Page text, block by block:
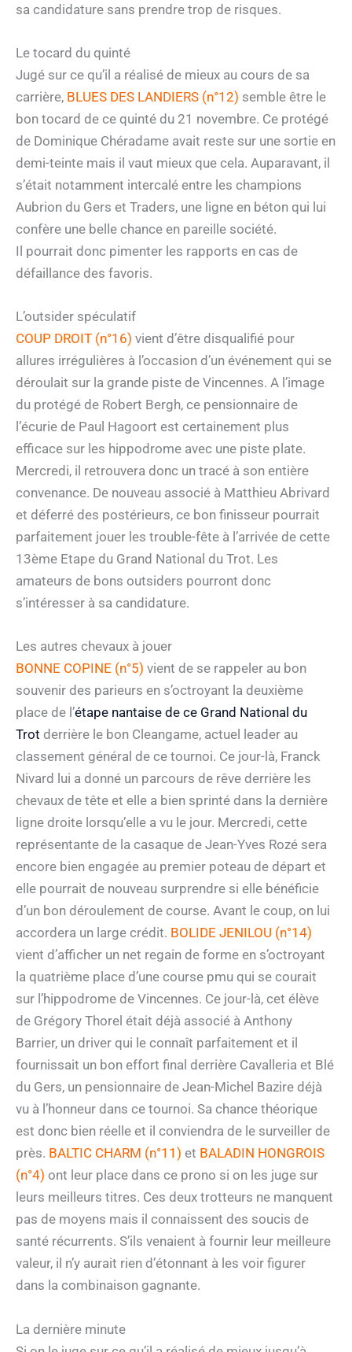
sa candidature sans prendre trop de risques.
Le tocard du quinté
Jugé sur ce qu’il a réalisé de mieux au cours de sa
carrière, BLUES DES LANDIERS (n°12) semble être le
bon tocard de ce quinté du 21 novembre. Ce protégé
de Dominique Chéradame avait reste sur une sortie en
demi-teinte mais il vaut mieux que cela. Auparavant, il
s’était notamment intercalé entre les champions
Aubrion du Gers et Traders, une ligne en béton qui lui
confère une belle chance en pareille société.
Il pourrait donc pimenter les rapports en cas de
défaillance des favoris.
L’outsider spéculatif
COUP DROIT (n°16) vient d’être disqualifié pour
allures irrégulières à l’occasion d’un événement qui se
déroulait sur la grande piste de Vincennes. A l’image
du protégé de Robert Bergh, ce pensionnaire de
l’écurie de Paul Hagoort est certainement plus
efficace sur les hippodrome avec une piste plate.
Mercredi, il retrouvera donc un tracé à son entière
convenance. De nouveau associé à Matthieu Abrivard
et déferré des postérieurs, ce bon finisseur pourrait
parfaitement jouer les trouble-fête à l’arrivée de cette
13ème Etape du Grand National du Trot. Les
amateurs de bons outsiders pourront donc
s’intéresser à sa candidature.
Les autres chevaux à jouer
BONNE COPINE (n°5) vient de se rappeler au bon
souvenir des parieurs en s’octroyant la deuxième
place de l’étape nantaise de ce Grand National du
Trot derrière le bon Cleangame, actuel leader au
classement général de ce tournoi. Ce jour-là, Franck
Nivard lui a donné un parcours de rêve derrière les
chevaux de tête et elle a bien sprinté dans la dernière
ligne droite lorsqu’elle a vu le jour. Mercredi, cette
représentante de la casaque de Jean-Yves Rozé sera
encore bien engagée au premier poteau de départ et
elle pourrait de nouveau surprendre si elle bénéficie
d’un bon déroulement de course. Avant le coup, on lui
accordera un large crédit. BOLIDE JENILOU (n°14)
vient d’afficher un net regain de forme en s’octroyant
la quatrième place d’une course pmu qui se courait
sur l’hippodrome de Vincennes. Ce jour-là, cet élève
de Grégory Thorel était déjà associé à Anthony
Barrier, un driver qui le connaît parfaitement et il
fournissait un bon effort final derrière Cavalleria et Blé
du Gers, un pensionnaire de Jean-Michel Bazire déjà
vu à l’honneur dans ce tournoi. Sa chance théorique
est donc bien réelle et il conviendra de le surveiller de
près. BALTIC CHARM (n°11) et BALADIN HONGROIS
(n°4) ont leur place dans ce prono si on les juge sur
leurs meilleurs titres. Ces deux trotteurs ne manquent
pas de moyens mais il connaissent des soucis de
santé récurrents. S’ils venaient à fournir leur meilleure
valeur, il n’y aurait rien d’étonnant à les voir figurer
dans la combinaison gagnante.
La dernière minute